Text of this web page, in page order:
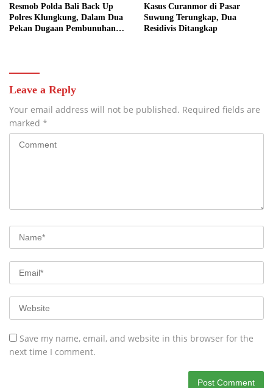
Resmob Polda Bali Back Up
Polres Klungkung, Dalam Dua
Pekan Dugaan Pembunuhan
Kasus Curanmor di Pasar
Suwung Terungkap, Dua
Residivis Ditangkap
Leave a Reply
Your email address will not be published. Required fields are
marked *
Save my name, email, and website in this browser for the
next time I comment.